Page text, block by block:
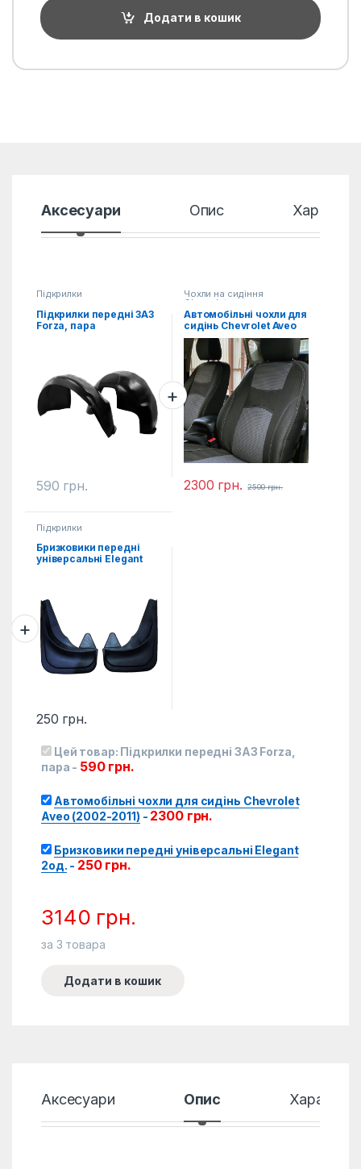
Додати в кошик
Аксесуари Опис
Підкрилки
Підкрилки передні ЗАЗ
Forza, пара
590 грн.
Чохли на сидіння
Chevrolet
Автомобільні чохли для
сидінь Chevrolet Aveo
(2002-2011)
2300 грн. 2500грн.
Підкрилки
Бризковики передні
універсальні Elegant
250 грн.
Цей товар: Підкрилки передні ЗАЗ Forza,
пара - 590 грн.
Автомобільні чохли для сидінь Chevrolet
Aveo (2002-2011) - 2300 грн.
Бризковики передні універсальні Elegant
2од. - 250 грн.
3140 грн.
за 3 товара
Додати в кошик
Аксесуари Опис